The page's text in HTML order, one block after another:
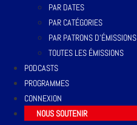
PAR DATES
PAR CATÉGORIES
PAR PATRONS D’ÉMISSIONS
TOUTES LES ÉMISSIONS
PODCASTS
PROGRAMMES
CONNEXION
NOUS SOUTENIR